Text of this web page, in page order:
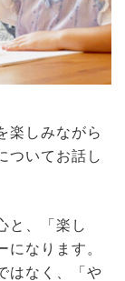
楽しみながら
ついてお話し
と、「楽し
なります。
はなく、「や